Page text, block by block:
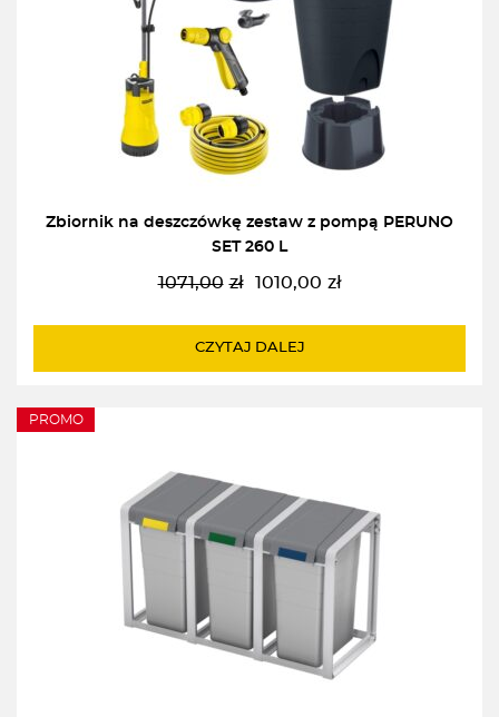
Zbiornik na deszczówkę zestaw z pompą PERUNO
SET 260 L
1071,00 zł
Pierwotna
wynosiła:
1010,00 zł
Aktualna
wynosi:
CZYTAJ DALEJ
PROMO